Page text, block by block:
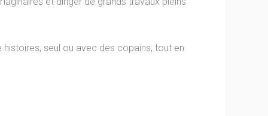
seul ou avec des copains, tout en